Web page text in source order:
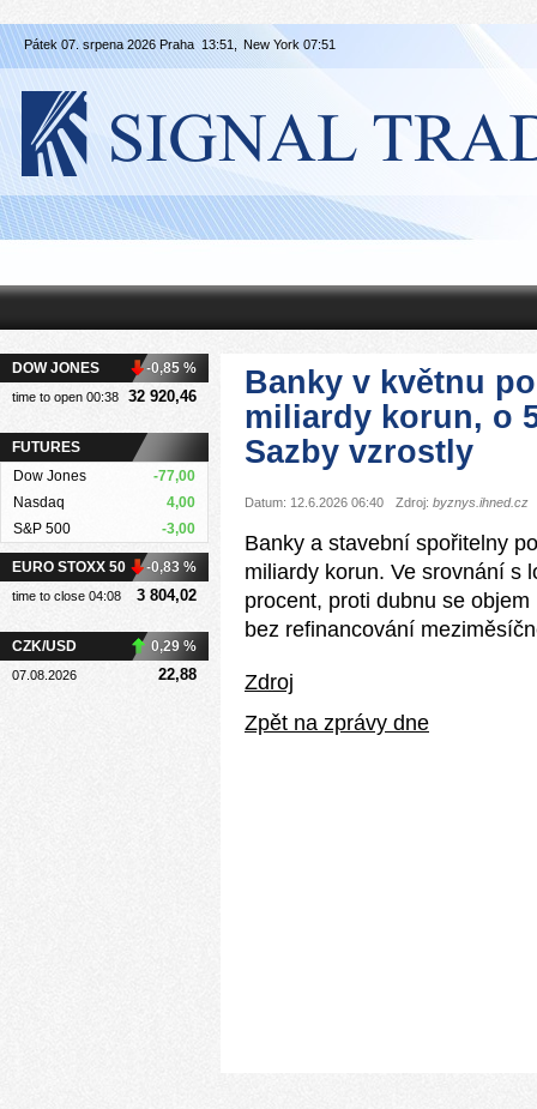
Banky v květnu
miliardy korun, o
Sazby vzrostly
Datum: 12.6.2026 06:40 Zdroj: byznys.ihned.cz
Banky a stavební spořitelny
miliardy korun. Ve srovnání s
procent, proti dubnu se
bez refinancování
Zdroj
Zpět na zprávy dne
DOW JONES -0,85 %
time to open 00:38 32 920,46
FUTURES
Dow Jones
-77,00
Nasdaq
4,00
S&P 500
-3,00
EURO STOXX 50 -0,83 %
time to close 04:08 3 804,02
CZK/USD 0,29 %
07.08.2026 22,88
Pátek 07. srpena 2026 Praha 13:51, New York 07:51